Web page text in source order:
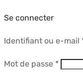
Se connecter
Identifiant ou e-mail
Mot de passe *